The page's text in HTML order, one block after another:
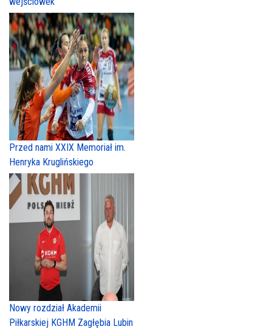
Przed nami XXIX Memoriał im.
Henryka Kruglińskiego
Nowy rozdział Akademii
Piłkarskiej KGHM Zagłębia Lubin